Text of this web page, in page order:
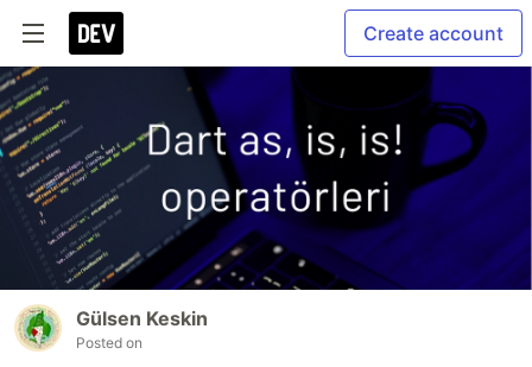
Create account
Gülsen Keskin
Posted on